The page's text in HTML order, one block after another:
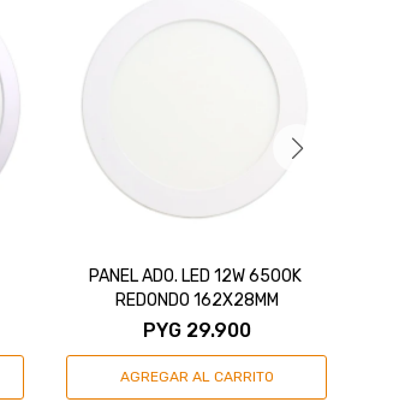
PANEL ADO. LED 12W 6500K
REDONDO 162X28MM
PYG 29.900